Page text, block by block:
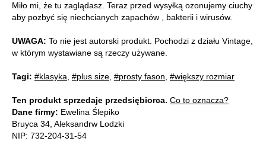
Miło mi, że tu zaglądasz. Teraz przed wysyłką ozonujemy ciuchy
aby pozbyć się niechcianych zapachów , bakterii i wirusów.
UWAGA: To nie jest autorski produkt. Pochodzi z działu Vintage,
w którym wystawiane są rzeczy używane.
Tagi: #klasyka #plus size #prosty fason #większy rozmiar
Ten produkt sprzedaje przedsiębiorca. Co to oznacza?
Dane firmy: Ewelina Ślepiko
Bruyca 34, Aleksandrw Lodzki
NIP: 732-204-31-54